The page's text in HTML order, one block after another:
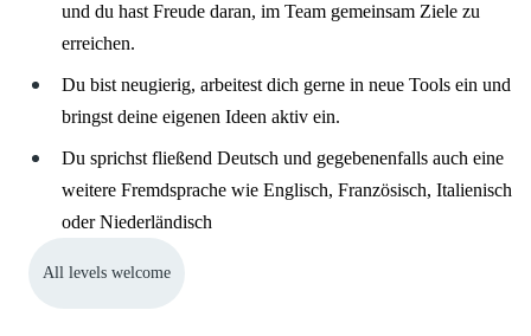
und du hast Freude daran, im Team gemeinsam Ziele zu
erreichen.
Du bist neugierig, arbeitest dich gerne in neue Tools ein und
bringst deine eigenen Ideen aktiv ein.
Du sprichst fließend Deutsch und gegebenenfalls auch eine
weitere Fremdsprache wie Englisch, Französisch, Italienisch
oder Niederländisch
All levels welcome